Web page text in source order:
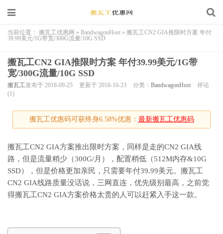
当前位置： 搬瓦工优惠网 » BandwagonHost » 搬瓦工CN2 GIA推限时方案 年付
39.99美元/1G带宽/300G流量/10G SSD
搬瓦工CN2 GIA推限时方案 年付39.99美元/1G带
宽/300G流量/10G SSD
搬瓦工发布于 2018-09-25 更新于 2018-10-23 分类： BandwagonHost
评论
(1)
搬瓦工优惠码可获终身6.58%优惠： 最新搬瓦工优惠码
搬瓦工CN2 GIA方案推出限时方案，同样是走的CN2 GIA线
路，但是流量稍少（300G/月），配置稍低（512M内存&10G
SSD），但是价格更加亲民，只需要年付39.99美元。搬瓦工
CN2 GIA线路质量没话说，三网直连，优先级别最高，之前觉
得搬瓦工CN2 GIA方案价格太贵的人可以赶紧入手这一款。